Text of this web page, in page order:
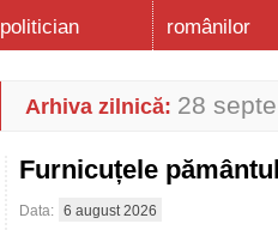
politician
românilor
Arhiva zilnică: 28
Furnicuțele
Data: 6 august 2026